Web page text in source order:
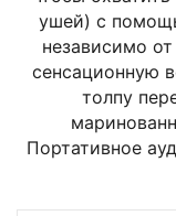
ушей) с
независимо
сенсационную
толпу
Портативное